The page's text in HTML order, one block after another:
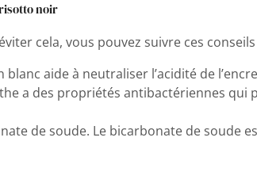
noir
cela, vous pouvez suivre ces conseils
aide à neutraliser l’acidité de
a des propriétés antibactériennes
de soude. Le bicarbonate de soude